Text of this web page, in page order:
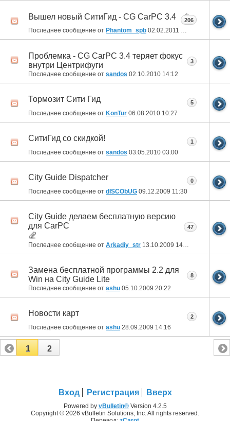
Вышел новый СитиГид - CG CarPC 3.4
Последнее сообщение от Phantom_spb 02.02.2011 16:58
206
Проблемка - CG CarPC 3.4 теряет фокус
внутри Центрифуги
Последнее сообщение от sandos 02.10.2010 14:12
3
Тормозит Сити Гид
Последнее сообщение от KonTur 06.08.2010 10:27
5
СитиГид со скидкой!
Последнее сообщение от sandos 03.05.2010 03:00
1
City Guide Dispatcher
Последнее сообщение от dISCObUG 09.12.2009 11:30
0
City Guide делаем бесплатную версию
для CarPC
Последнее сообщение от Arkadiy_str 13.10.2009 14:56
47
Замена бесплатной программы 2.2 для
Win на City Guide Lite
Последнее сообщение от ashu 05.10.2009 20:22
8
Новости карт
Последнее сообщение от ashu 28.09.2009 14:16
2
1 2
Вход Регистрация Вверх
Powered by vBulletin®Version 4.2.5
Copyright © 2026 vBulletin Solutions, Inc. All rights reserved.